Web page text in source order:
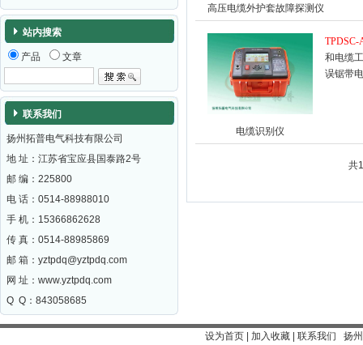
站内搜索
产品 文章
联系我们
扬州拓普电气科技有限公司
地 址：江苏省宝应县国泰路2号
邮 编： 225800
电 话：0514-88988010
手 机：15366862628
传 真：0514-88985869
邮 箱： yztpdq@yztpdq.com
网 址： www.yztpdq.com
Q Q：843058685
高压电缆外护套故障探测仪
电缆识别仪
TPDSC-
和电缆
误锯带
共
设为首页 加入收藏 联系我们 扬